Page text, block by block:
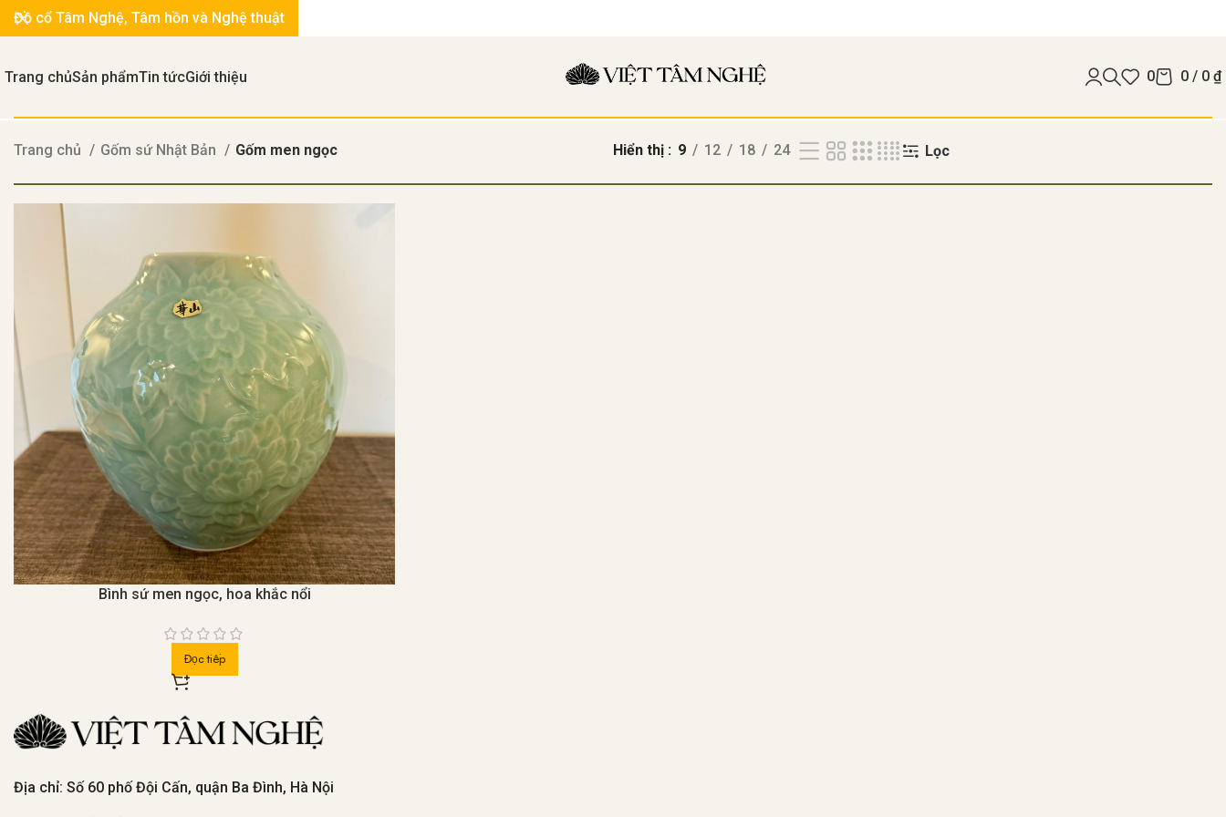
Trang chủSản phẩmTin tứcGiới thiệu 0 0 / 0 ₫
Trang chủ Gốm sứ Nhật Bản Gốm men ngọc Hiển thị 9 12 18 24 Lọc
Bình sứ men ngọc, hoa khắc nổi
Đọc tiếp
Địa chỉ: Số 60 phố Đội Cấn, quận Ba Đình, Hà Nội
Đồ cổ Tâm Nghệ, Tâm hồn và Nghệ thuật